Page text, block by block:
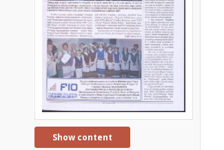
Show content